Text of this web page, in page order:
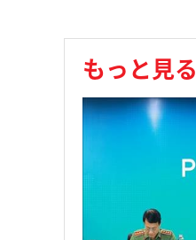
もっと見る